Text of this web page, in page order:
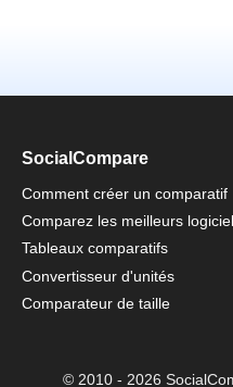
SocialCompare
Comment créer un comparatif
Comparez les meilleurs
Tableaux comparatifs
Convertisseur d'unités
Comparateur de taille
© 2010 - 2026